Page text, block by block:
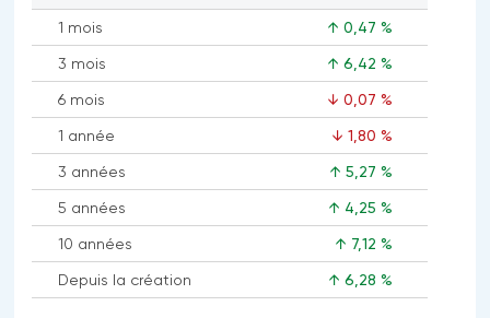
1 mois ↑ 0,47 %
3 mois ↑ 6,42 %
6 mois ↓ 0,07 %
1 année ↓ 1,80 %
3 années ↑ 5,27 %
5 années ↑ 4,25 %
10 années ↑ 7,12 %
Depuis la création ↑ 6,28 %